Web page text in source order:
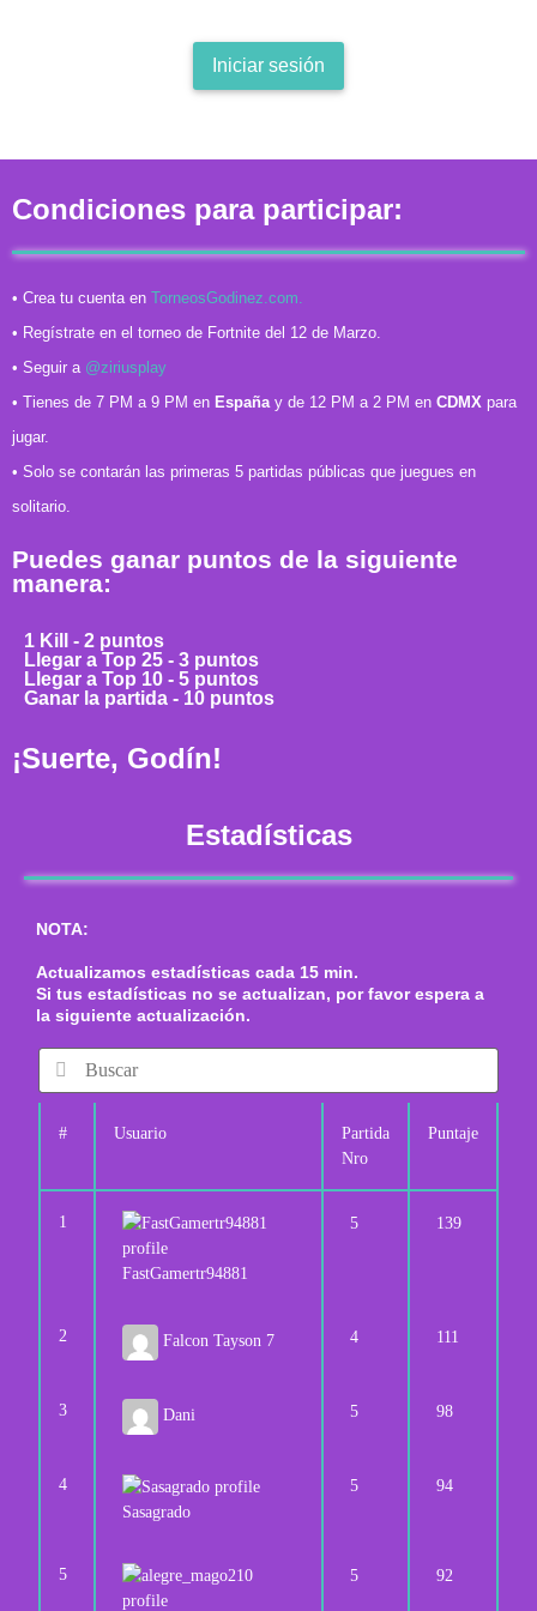
Iniciar sesión
Condiciones para participar:
• Crea tu cuenta en TorneosGodinez.com.
• Regístrate en el torneo de Fortnite del 12 de Marzo.
• Seguir a @ziriusplay
• Tienes de 7 PM a 9 PM en Españay de 12 PM a 2 PM en CDMX para
jugar.
• Solo se contarán las primeras 5 partidas públicas que juegues en
solitario.
Puedes ganar puntos de la siguiente
manera:
1 Kill - 2 puntos
Llegar a Top 25 - 3 puntos
Llegar a Top 10 - 5 puntos
Ganar la partida - 10 puntos
¡Suerte, Godín!
Estadísticas
NOTA:
Actualizamos estadísticas cada 15 min.
Si tus estadísticas no se actualizan, por favor espera a
la siguiente actualización.
# Usuario
Partida
Nro
Puntaje
1
FastGamertr94881
5 139
2 Falcon Tayson 7 4 111
3 Dani 5 98
4
Sasagrado
5 94
5 5 92